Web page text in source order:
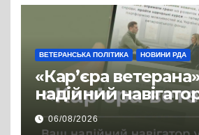
ВЕТЕРАНСЬКА ПОЛІТИКА НОВИНИ РДА
«Кар’єра
надійний
цивільній професії
06/08/2026